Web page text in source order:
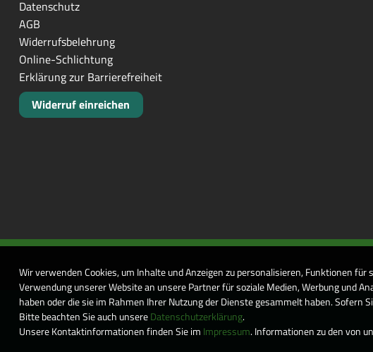
Datenschutz
AGB
Widerrufsbelehrung
Online-Schlichtung
Erklärung zur Barrierefreiheit
Widerruf einreichen
Wir verwenden Cookies, um Inhalte und Anzeigen zu personalisieren, Funktionen
Verwendung unserer Website an unsere Partner für soziale Medien, Werbung und
haben oder die sie im Rahmen Ihrer Nutzung der Dienste gesammelt haben.
Bitte beachten Sie auch unsereDatenschutzerklärung.
Unsere Kontaktinformationen finden Sie im Impressum. Informationen zu den von